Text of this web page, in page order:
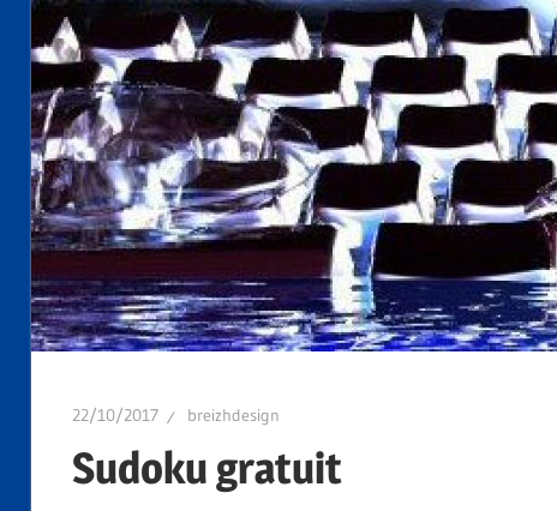
22/10/2017 breizhdesign
Sudoku gratuit